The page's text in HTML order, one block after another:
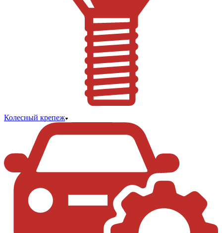
Колесный крепеж